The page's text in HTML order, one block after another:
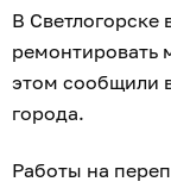
В Светлогорске
ремонтировать
этом сообщили
города.
Работы на